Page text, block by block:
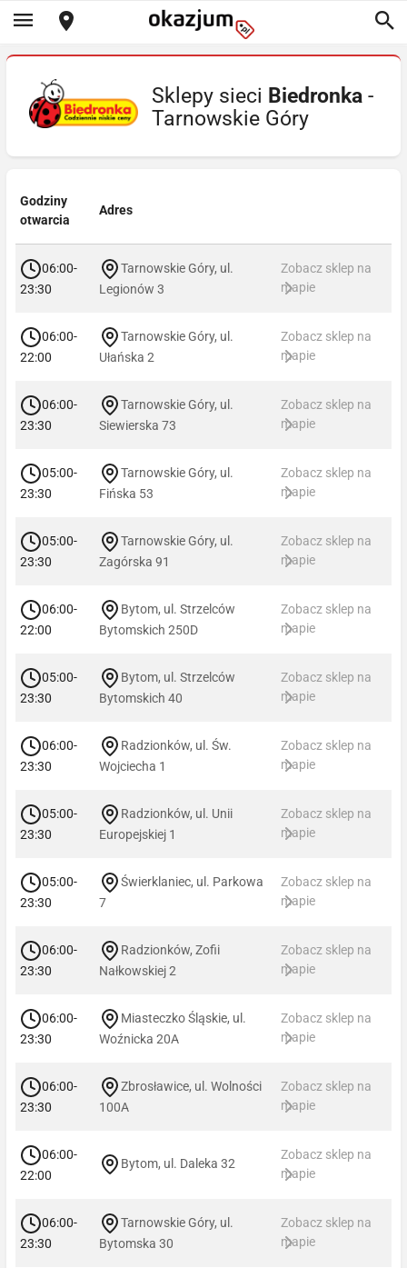
Sklepy sieci Biedronka -
Tarnowskie Góry
Godziny
otwarcia
Adres
06:00-
23:30
Tarnowskie Góry, ul.
Legionów 3
Zobacz sklep na
mapie
06:00-
22:00
Tarnowskie Góry, ul.
Ułańska 2
Zobacz sklep na
mapie
06:00-
23:30
Tarnowskie Góry, ul.
Siewierska 73
Zobacz sklep na
mapie
05:00-
23:30
Tarnowskie Góry, ul.
Fińska 53
Zobacz sklep na
mapie
05:00-
23:30
Tarnowskie Góry, ul.
Zagórska 91
Zobacz sklep na
mapie
06:00-
22:00
Bytom, ul. Strzelców
Bytomskich 250D
Zobacz sklep na
mapie
05:00-
23:30
Bytom, ul. Strzelców
Bytomskich 40
Zobacz sklep na
mapie
06:00-
23:30
Radzionków, ul. Św.
Wojciecha 1
Zobacz sklep na
mapie
05:00-
23:30
Radzionków, ul. Unii
Europejskiej 1
Zobacz sklep na
mapie
05:00-
23:30
Świerklaniec, ul. Parkowa
7
Zobacz sklep na
mapie
06:00-
23:30
Radzionków, Zofii
Nałkowskiej 2
Zobacz sklep na
mapie
06:00-
23:30
Miasteczko Śląskie, ul.
Woźnicka 20A
Zobacz sklep na
mapie
06:00-
23:30
Zbrosławice, ul. Wolności
100A
Zobacz sklep na
mapie
06:00-
22:00
Bytom, ul. Daleka 32
Zobacz sklep na
mapie
06:00-
23:30
Tarnowskie Góry, ul.
Bytomska 30
Zobacz sklep na
mapie